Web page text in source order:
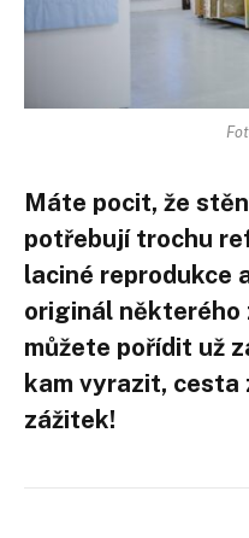
Máte pocit, že
potřebují trochu
laciné reprodukce
originál některého
můžete pořídit už
kam vyrazit, cesta
zážitek!